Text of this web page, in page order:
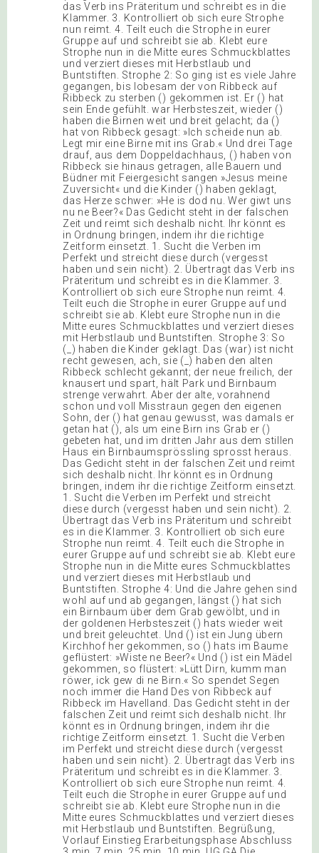
das Verb ins Präteritum und schreibt es in die
Klammer. 3. Kontrolliert ob sich eure Strophe
nun reimt. 4. Teilt euch die Strophe in eurer
Gruppe auf und schreibt sie ab. Klebt eure
Strophe nun in die Mitte eures Schmuckblattes
und verziert dieses mit Herbstlaub und
Buntstiften. Strophe 2: So ging ist es viele Jahre
gegangen, bis lobesam der von Ribbeck auf
Ribbeck zu sterben () gekommen ist. Er () hat
sein Ende gefühlt. war Herbsteszeit, wieder ()
haben die Birnen weit und breit gelacht; da ()
hat von Ribbeck gesagt: »Ich scheide nun ab.
Legt mir eine Birne mit ins Grab.« Und drei Tage
drauf, aus dem Doppeldachhaus, () haben von
Ribbeck sie hinaus getragen, alle Bauern und
Büdner mit Feiergesicht sangen »Jesus meine
Zuversicht« und die Kinder () haben geklagt,
das Herze schwer: »He is dod nu. Wer giwt uns
nu ne Beer?« Das Gedicht steht in der falschen
Zeit und reimt sich deshalb nicht. Ihr könnt es
in Ordnung bringen, indem ihr die richtige
Zeitform einsetzt. 1. Sucht die Verben im
Perfekt und streicht diese durch (vergesst
haben und sein nicht). 2. Übertragt das Verb ins
Präteritum und schreibt es in die Klammer. 3.
Kontrolliert ob sich eure Strophe nun reimt. 4.
Teilt euch die Strophe in eurer Gruppe auf und
schreibt sie ab. Klebt eure Strophe nun in die
Mitte eures Schmuckblattes und verziert dieses
mit Herbstlaub und Buntstiften. Strophe 3: So
(_) haben die Kinder geklagt. Das (war) ist nicht
recht gewesen, ach, sie (_) haben den alten
Ribbeck schlecht gekannt; der neue freilich, der
knausert und spart, hält Park und Birnbaum
strenge verwahrt. Aber der alte, vorahnend
schon und voll Misstraun gegen den eigenen
Sohn, der () hat genau gewusst, was damals er
getan hat (), als um eine Birn ins Grab er ()
gebeten hat, und im dritten Jahr aus dem stillen
Haus ein Birnbaumsprössling sprosst heraus.
Das Gedicht steht in der falschen Zeit und reimt
sich deshalb nicht. Ihr könnt es in Ordnung
bringen, indem ihr die richtige Zeitform einsetzt.
1. Sucht die Verben im Perfekt und streicht
diese durch (vergesst haben und sein nicht). 2.
Übertragt das Verb ins Präteritum und schreibt
es in die Klammer. 3. Kontrolliert ob sich eure
Strophe nun reimt. 4. Teilt euch die Strophe in
eurer Gruppe auf und schreibt sie ab. Klebt eure
Strophe nun in die Mitte eures Schmuckblattes
und verziert dieses mit Herbstlaub und
Buntstiften. Strophe 4: Und die Jahre gehen sind
wohl auf und ab gegangen, längst () hat sich
ein Birnbaum über dem Grab gewölbt, und in
der goldenen Herbsteszeit () hats wieder weit
und breit geleuchtet. Und () ist ein Jung übern
Kirchhof her gekommen, so () hats im Baume
geflüstert: »Wiste ne Beer?« Und () ist ein Mädel
gekommen, so flüstert: »Lütt Dirn, kumm man
röwer, ick gew di ne Birn.« So spendet Segen
noch immer die Hand Des von Ribbeck auf
Ribbeck im Havelland. Das Gedicht steht in der
falschen Zeit und reimt sich deshalb nicht. Ihr
könnt es in Ordnung bringen, indem ihr die
richtige Zeitform einsetzt. 1. Sucht die Verben
im Perfekt und streicht diese durch (vergesst
haben und sein nicht). 2. Übertragt das Verb ins
Präteritum und schreibt es in die Klammer. 3.
Kontrolliert ob sich eure Strophe nun reimt. 4.
Teilt euch die Strophe in eurer Gruppe auf und
schreibt sie ab. Klebt eure Strophe nun in die
Mitte eures Schmuckblattes und verziert dieses
mit Herbstlaub und Buntstiften. Begrüßung,
Vorlauf Einstieg Erarbeitungsphase Abschluss